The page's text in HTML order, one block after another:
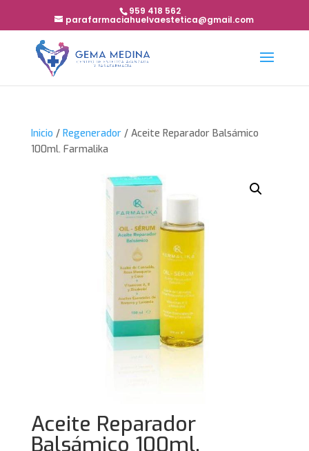
959 418 562
parafarmaciahuelvaestetica@gmail.com
Inicio / Regenerador/ Aceite Reparador Balsámico
100ml. Farmalika
Aceite Reparador
Balsámico 100ml.